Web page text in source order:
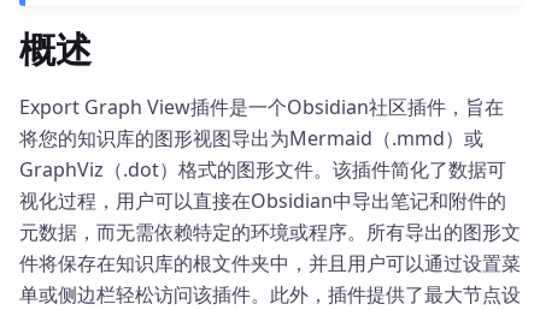
概述
Export Graph View插件是一个Obsidian社区插件，旨在
将您的知识库的图形视图导出为Mermaid（.mmd）或
GraphViz（.dot）格式的图形文件。该插件简化了数据可
视化过程，用户可以直接在Obsidian中导出笔记和附件的
元数据，而无需依赖特定的环境或程序。所有导出的图形文
件将保存在知识库的根文件夹中，并且用户可以通过设置菜
单或侧边栏轻松访问该插件。此外，插件提供了最大节点设